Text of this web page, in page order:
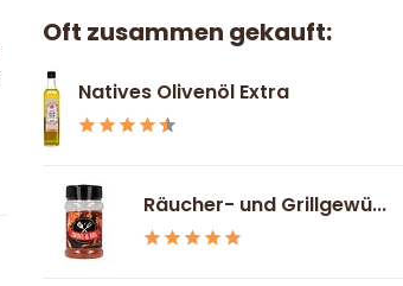
Oft zusammen gekauft:
Natives Olivenöl Extra
Räucher- und Grillgewü...